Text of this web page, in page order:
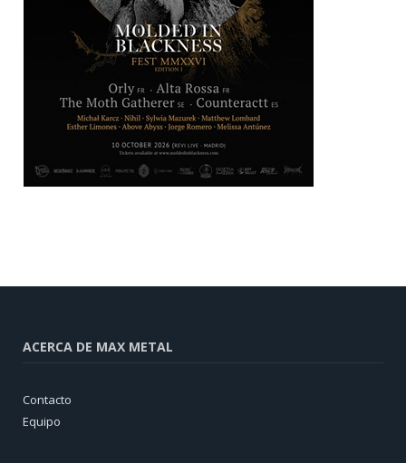
ACERCA DE MAX METAL
Contacto
Equipo